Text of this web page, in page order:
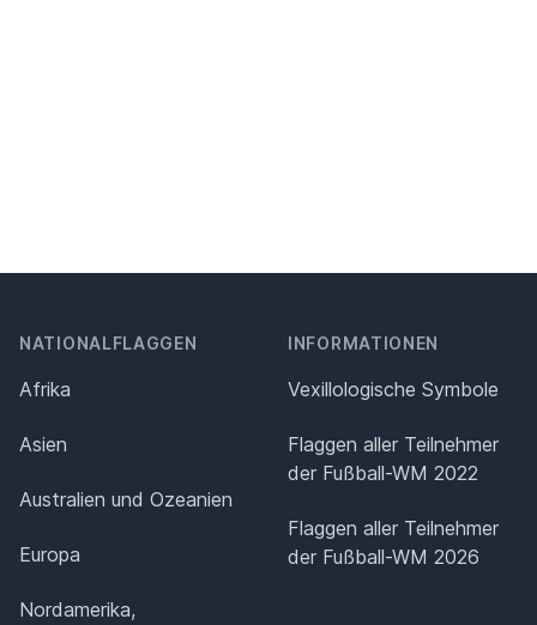
NATIONALFLAGGEN
Afrika
Asien
Australien und Ozeanien
Europa
Nordamerika,
INFORMATIONEN
Vexillologische Symbole
Flaggen aller Teilnehmer
der Fußball-WM 2022
Flaggen aller Teilnehmer
der Fußball-WM 2026